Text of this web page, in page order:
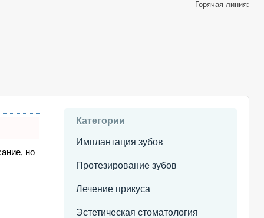
Горячая линия:
но
Категории
Имплантация зубов
Протезирование зубов
Лечение прикуса
Эстетическая стоматология